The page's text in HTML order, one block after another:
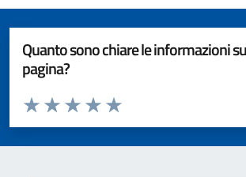
Quanto sono chiare le informazioni
pagina?
Valuta da 1 a 5 stelle la pagina
Valuta 5 stelle su 5
Valuta 4 stelle su 5
Valuta 3 stelle su 5
Valuta 2 stelle su 5
Valuta 1 stelle su 5